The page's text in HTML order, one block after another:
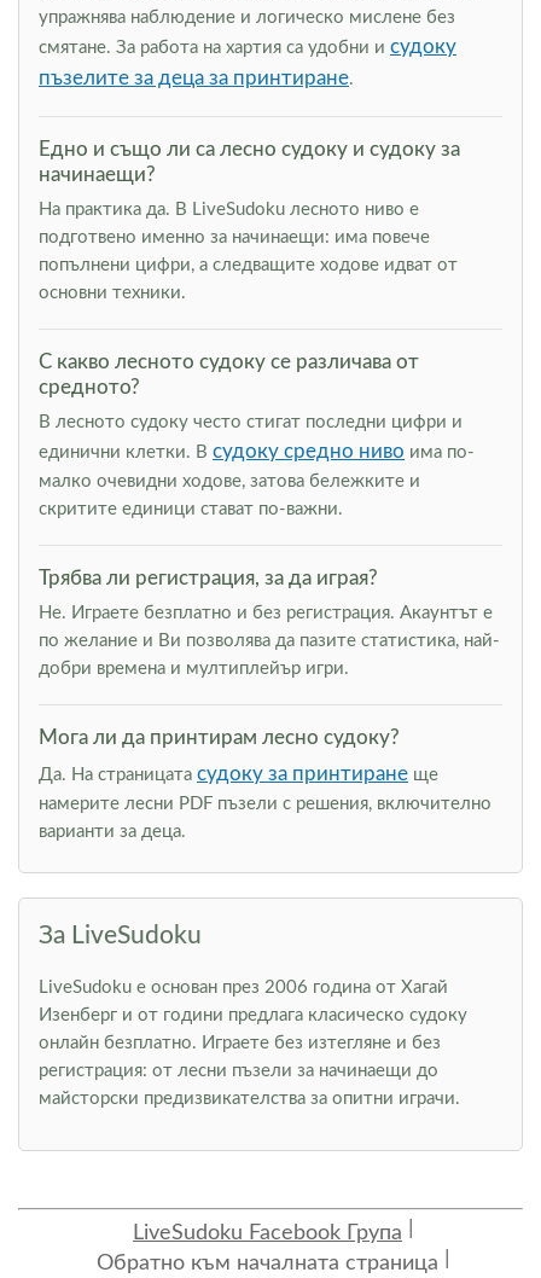
упражнява наблюдение и логическо мислене без
смятане. За работа на хартия са удобни и судоку
пъзелите за деца за принтиране.
Едно и също ли са лесно судоку и судоку за
начинаещи?
На практика да. В LiveSudoku лесното ниво е
подготвено именно за начинаещи: има повече
попълнени цифри, а следващите ходове идват от
основни техники.
С какво лесното судоку се различава от
средното?
В лесното судоку често стигат последни цифри и
единични клетки. В судоку средно ниво има по-
малко очевидни ходове, затова бележките и
скритите единици стават по-важни.
Трябва ли регистрация, за да играя?
Не. Играете безплатно и без регистрация. Акаунтът е
по желание и Ви позволява да пазите статистика, най-
добри времена и мултиплейър игри.
Мога ли да принтирам лесно судоку?
Да. На страницата судоку за принтиране ще
намерите лесни PDF пъзели с решения, включително
варианти за деца.
За LiveSudoku
LiveSudoku е основан през 2006 година от Хагай
Изенберг и от години предлага класическо судоку
онлайн безплатно. Играете без изтегляне и без
регистрация: от лесни пъзели за начинаещи до
майсторски предизвикателства за опитни играчи.
LiveSudoku Facebook Група
Обратно към началната страница